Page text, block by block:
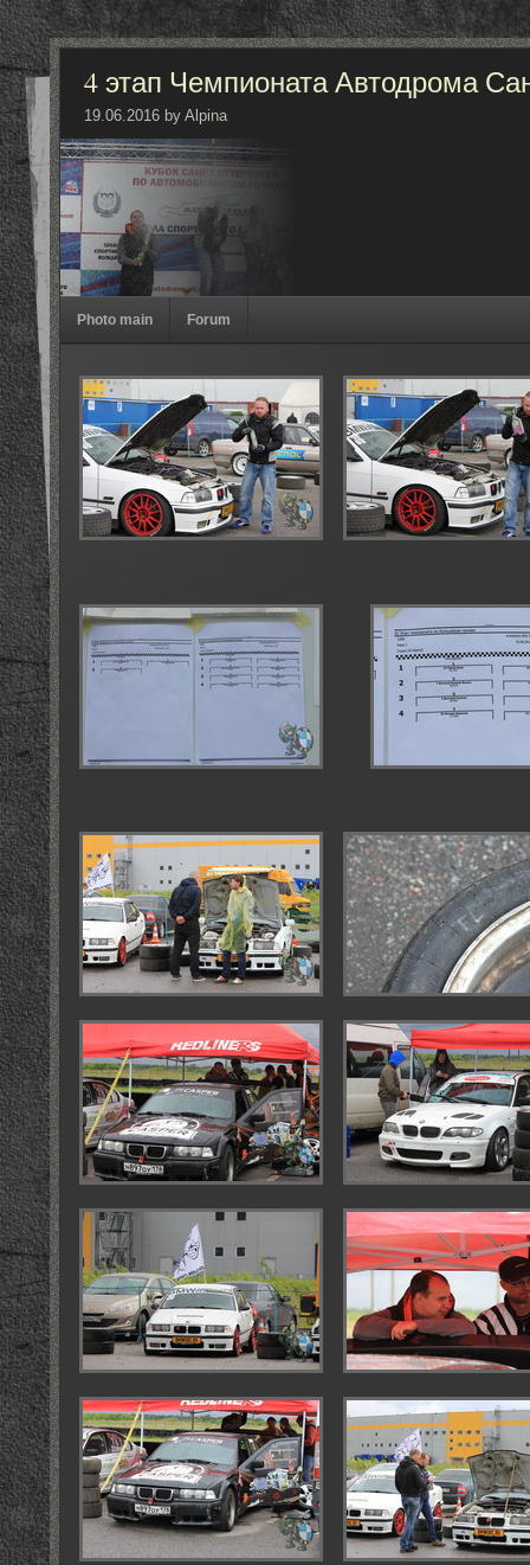
4 этап Чемпионата Автодрома
19.06.2016 by Alpina
Photo main Forum